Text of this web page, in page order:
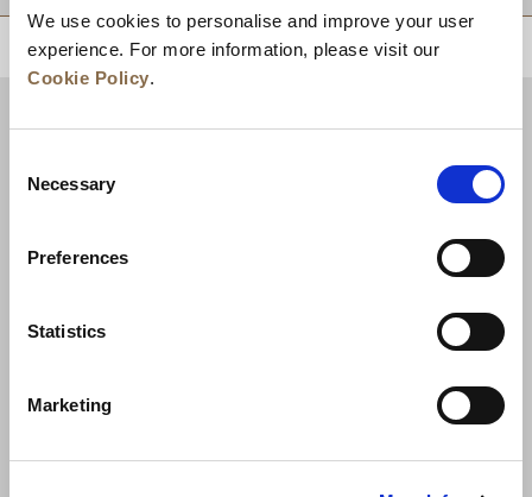
We use cookies to personalise and improve your user
experience. For more information, please visit our
Cookie Policy.
Selection
Necessary
Preferences
Statistics
Marketing
상단으로 돌아가기